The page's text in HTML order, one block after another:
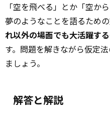
「空を飛べる」とか「空か
夢のようなことを語るため
れ以外の場面でも大活躍す
す。問題を解きながら仮定
ましょう。
解答と解説